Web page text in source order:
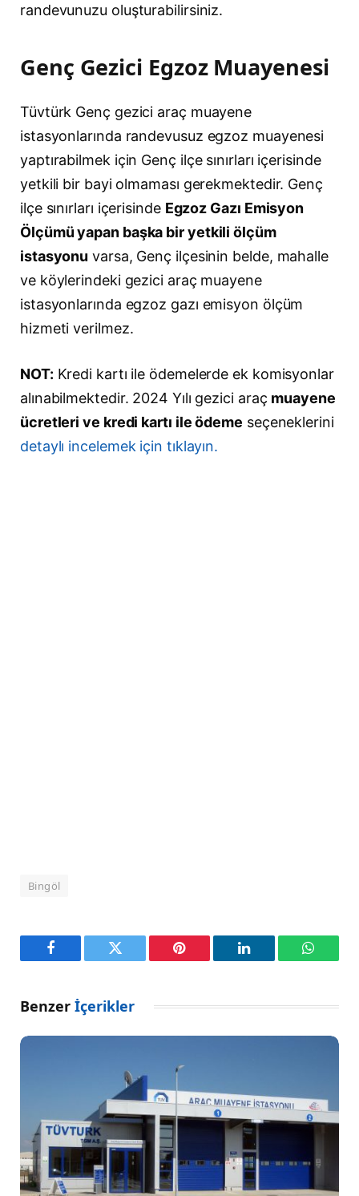
randevunuzu oluşturabilirsiniz.
Genç Gezici Egzoz Muayenesi
Tüvtürk Genç gezici araç muayene
istasyonlarında randevusuz egzoz muayenesi
yaptırabilmek için Genç ilçe sınırları içerisinde
yetkili bir bayi olmaması gerekmektedir. Genç
ilçe sınırları içerisinde Egzoz Gazı Emisyon
Ölçümü yapan başka bir yetkili ölçüm
istasyonu varsa, Genç ilçesinin belde, mahalle
ve köylerindeki gezici araç muayene
istasyonlarında egzoz gazı emisyon ölçüm
hizmeti verilmez.
NOT: Kredi kartı ile ödemelerde ek komisyonlar
alınabilmektedir. 2024 Yılı gezici araç muayene
ücretleri ve kredi kartı ile ödeme seçeneklerini
detaylı incelemek için tıklayın.
Bingöl
Facebook Twitter Pinterest LinkedIn
Benzer İçerikler